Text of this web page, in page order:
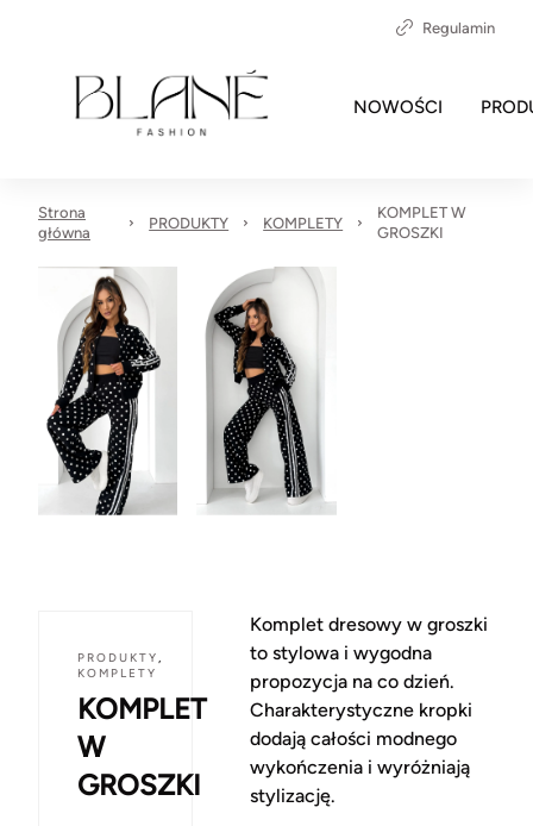
Regulamin
NOWOŚCI
Strona
główna
PRODUKTY KOMPLETY
KOMPLET W
GROSZKI
PRODUKTY
KOMPLETY
KOMPLET
W
GROSZKI
Komplet dresowy w groszki
to stylowa i wygodna
propozycja na co dzień.
Charakterystyczne kropki
dodają całości modnego
wykończenia i wyróżniają
stylizację.